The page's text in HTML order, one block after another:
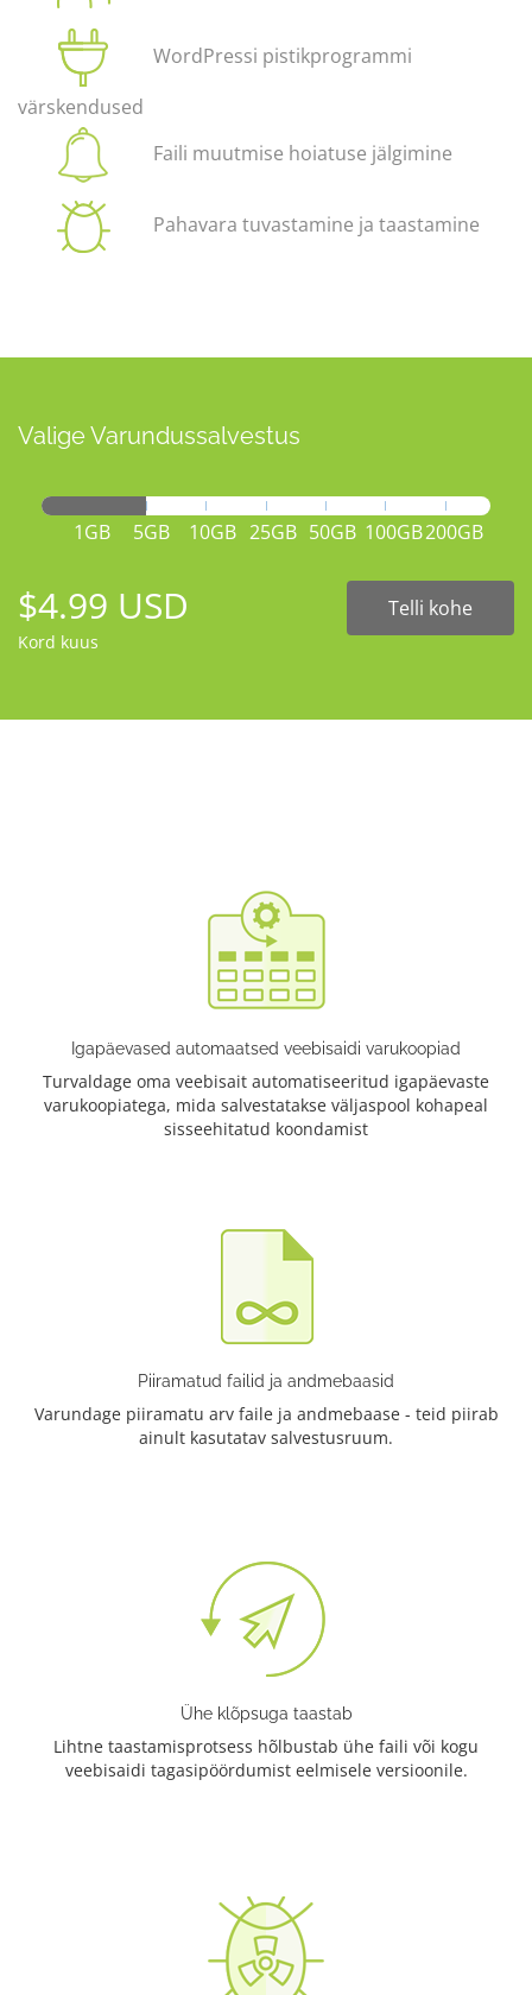
WordPressi pistikprogrammi
värskendused
Faili muutmise hoiatuse jälgimine
Pahavara tuvastamine ja taastamine
Valige Varundussalvestus
1GB 5GB 10GB 25GB 50GB 100GB200GB
$4.99 USD
Kord kuus
Telli kohe
Igapäevased automaatsed veebisaidi varukoopiad
Turvaldage oma veebisait automatiseeritud igapäevaste
varukoopiatega, mida salvestatakse väljaspool kohapeal
sisseehitatud koondamist
Piiramatud failid ja andmebaasid
Varundage piiramatu arv faile ja andmebaase - teid piirab
ainult kasutatav salvestusruum.
Ühe klõpsuga taastab
Lihtne taastamisprotsess hõlbustab ühe faili või kogu
veebisaidi tagasipöördumist eelmisele versioonile.